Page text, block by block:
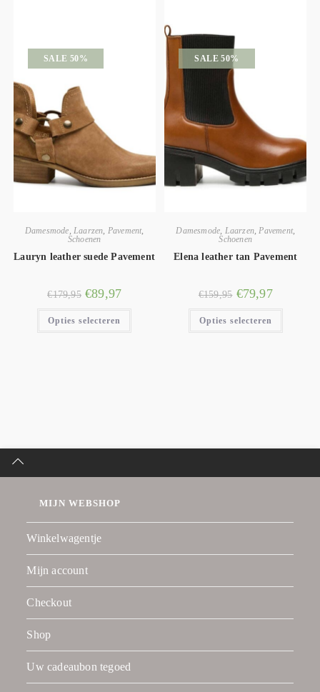
SALE 50%
Damesmode Laarzen Pavement,
Schoenen
Lauryn leather suede Pavement
€179,95 €89,97
Opties selecteren
SALE 50%
Damesmode Laarzen Pavement,
Schoenen
Elena leather tan Pavement
€159,95 €79,97
Opties selecteren
MIJN WEBSHOP
Winkelwagentje
Mijn account
Checkout
Shop
Uw cadeaubon tegoed